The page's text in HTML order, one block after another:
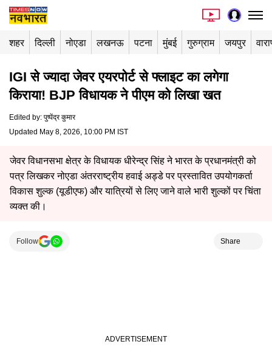
शहर दिल्ली नोएडा लखनऊ पटना मुंबई गुरुग्राम जयपुर
IGI से ज्यादा जेवर एयरपोर्ट से फ्लाइट का लगेगा
किराया! BJP विधायक ने पीएम को लिखा खत
Edited by: पुष्पेंद्र कुमार
Updated May 8, 2026, 10:00 PM IST
जेवर विधानसभा क्षेत्र के विधायक धीरेन्द्र सिंह ने भारत के प्रधानमंत्री को
पत्र लिखकर नोएडा अंतरराष्ट्रीय हवाई अड्डे पर प्रस्तावित उपयोगकर्ता
विकास शुल्क (यूडीएफ) और यात्रियों से लिए जाने वाले भारी शुल्कों पर चिंता
व्यक्त की।
Follow Share